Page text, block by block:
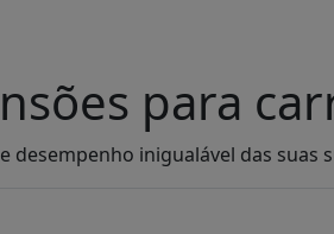
para
desempenho inigualável das suas